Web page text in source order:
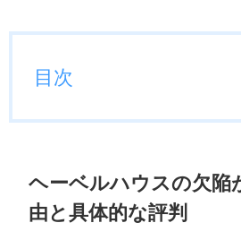
目次
ヘーベルハウスの欠陥
由と具体的な評判